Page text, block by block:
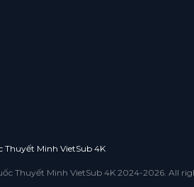
Thuyết Minh VietSub 4K
Thuyết Minh VietSub 4K 2024-2026. All